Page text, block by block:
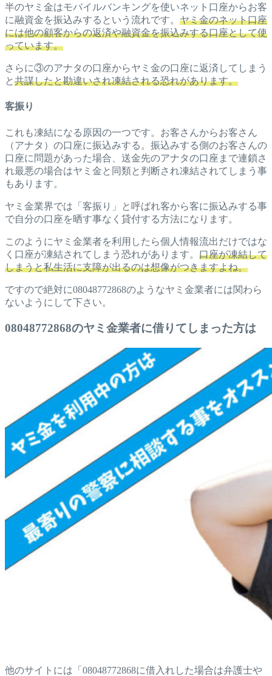
半のヤミ金はモバイルバンキングを使いネット口座からお客
に融資金を振込みするという流れです。 ヤミ金のネット口座
には他の顧客からの返済や融資金を振込みする口座として使
っています。
さらに③のアナタの口座からヤミ金の口座に返済してしまう
と共謀したと勘違いされ凍結される恐れがあります。
客振り
これも凍結になる原因の一つです。お客さんからお客さん
（アナタ）の口座に振込みする。振込みする側のお客さんの
口座に問題があった場合、送金先のアナタの口座まで連鎖さ
れ最悪の場合はヤミ金と同類と判断され凍結されてしまう事
もあります。
ヤミ金業界では「客振り」と呼ばれ客から客に振込みする事
で自分の口座を晒す事なく貸付する方法になります。
このようにヤミ金業者を利用したら個人情報流出だけではな
く口座が凍結されてしまう恐れがあります。 口座が凍結して
しまうと私生活に支障が出るのは想像がつきますよね。
ですので絶対に08048772868のようなヤミ金業者には関わら
ないようにして下さい。
08048772868のヤミ金業者に借りてしまった方は
他のサイトには「08048772868に借入れした場合は弁護士や